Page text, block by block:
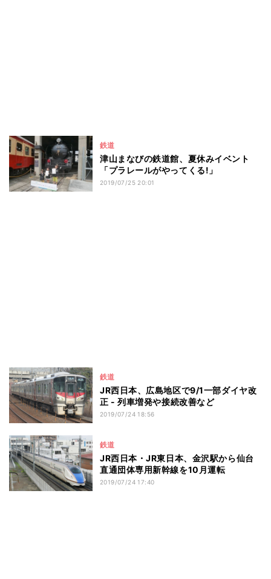
鉄道
津山まなびの鉄道館、夏休みイベント
「プラレールがやってくる!」
2019/07/25 20:01
鉄道
JR西日本、広島地区で9/1一部ダイヤ改
正 - 列車増発や接続改善など
2019/07/24 18:56
鉄道
JR西日本・JR東日本、金沢駅から仙台
直通団体専用新幹線を10月運転
2019/07/24 17:40